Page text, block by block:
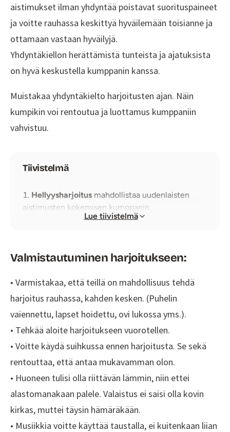
aistimukset ilman yhdyntää poistavat suorituspaineet
ja voitte rauhassa keskittyä hyväilemään toisianne ja
ottamaan vastaan hyväilyjä.
Yhdyntäkiellon herättämistä tunteista ja ajatuksista
on hyvä keskustella kumppanin kanssa.
Muistakaa yhdyntäkielto harjoitusten ajan. Näin
kumpikin voi rentoutua ja luottamus kumppaniin
vahvistuu.
Tiivistelmä
Hellyysharjoitus mahdollistaa uudenlaisten
aistimusten kokemisen kumppanin
koskettamisen kautta.
molemmat voivat nauttia kosketuksesta.
Harjoituksen aikana yhdynnät on kielletty
mikä vähentää suorituspaineita, ja voidaan
keskittyä vain hyväilyyn sekä läsnäoloon.
Valmistautuminen harjoitukseen vaatii
rauhallisen ympäristönsekä aikaa kummallekin
osapuolelle.
Hellyysharjoituksenvaiheistuksessavoidaan
herkkiin alueisiin asti, mutta tarkoituksena ei
ole yhdyntä.
Lue tiivistelmä
Valmistautuminen harjoitukseen:
• Varmistakaa, että teillä on mahdollisuus tehdä
harjoitus rauhassa, kahden kesken. (Puhelin
vaiennettu, lapset hoidettu, ovi lukossa yms.).
• Tehkää aloite harjoitukseen vuorotellen.
• Voitte käydä suihkussa ennen harjoitusta. Se sekä
rentouttaa, että antaa mukavamman olon.
• Huoneen tulisi olla riittävän lämmin, niin ettei
alastomanakaan palele. Valaistus ei saisi olla kovin
kirkas, muttei täysin hämäräkään.
• Musiikkia voitte käyttää taustalla, ei kuitenkaan liian